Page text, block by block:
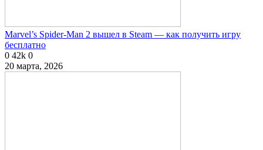
Marvel’s Spider-Man 2 вышел в Steam — как получить игру
бесплатно
0 42k 0
20 марта, 2026